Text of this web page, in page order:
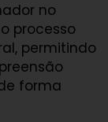
no
processo
permitindo
forma